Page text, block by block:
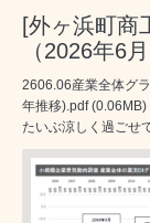
[外ヶ浜町商
（2026年6月
2606.06産業全体グ
年推移).pdf
たいぶ涼しく過ごせて